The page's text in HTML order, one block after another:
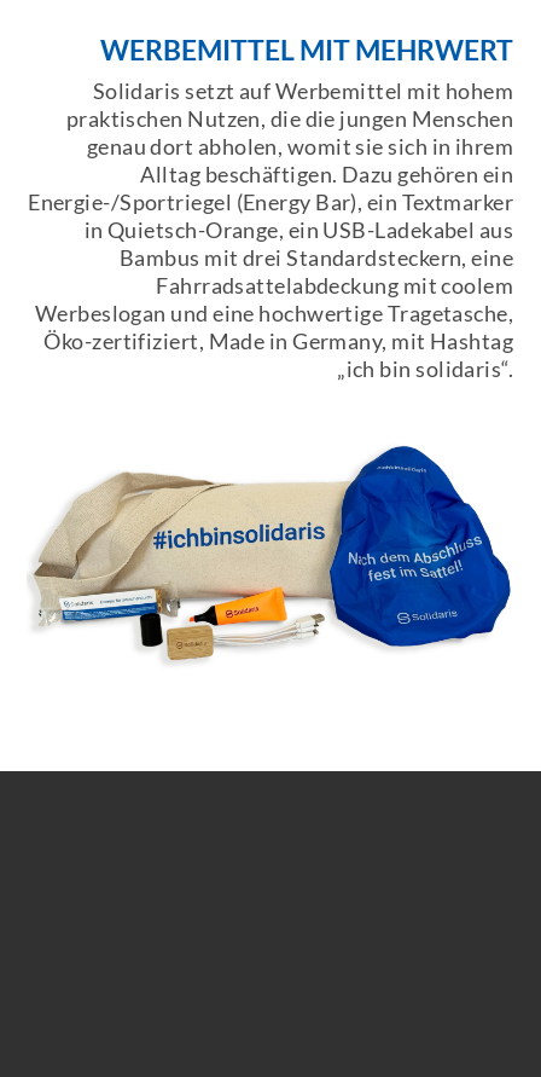
WERBEMITTEL MIT MEHRWERT
Solidaris setzt auf Werbemittel mit hohem
praktischen Nutzen, die die jungen Menschen
genau dort abholen, womit sie sich in ihrem
Alltag beschäftigen. Dazu gehören ein
Energie-/Sportriegel (Energy Bar), ein Textmarker
in Quietsch-Orange, ein USB-Ladekabel aus
Bambus mit drei Standardsteckern, eine
Fahrradsattelabdeckung mit coolem
Werbeslogan und eine hochwertige Tragetasche,
Öko-zertifiziert, Made in Germany, mit Hashtag
„ich bin solidaris“.